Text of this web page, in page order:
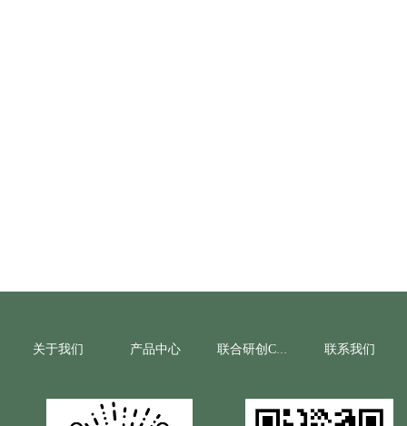
关于我们 产品中心 联合研创CRO 联系我们